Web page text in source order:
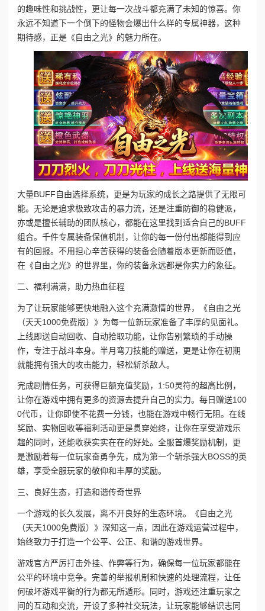
的趣味性和挑战性，更让每一次战斗都充满了未知的惊喜。你
永远不知道下一个倒下的怪物会爆出什么样的专属神器，这种
期待感，正是《自由之光》的魅力所在。
大量BUFF自由选择系统，更是为玩家的成长之路提供了无限可
能。无论是追求极致攻击的暴力流，还是注重防御的稳健派，
亦或是擅长辅助的团队核心，都能在这里找到适合自己的BUFF
组合。千件专属装备保值机制，让你的每一份付出都能得到应
有的回报。不用担心辛苦获得的装备会随着版本更新而贬值，
在《自由之光》的世界里，你的装备永远都是你实力的象征。
二、福利满满，助力热血征程
为了让玩家能够更快地融入这个充满激情的世界，《自由之光
（天天1000免费版）》为每一位新玩家准备了丰厚的见面礼。
上线即送自动回收、自动拾取功能，让你告别繁琐的手动操
作，专注于战斗本身。半月弯刀技能的赠送，更是让你在初期
就能拥有强大的攻击能力，轻松斩杀敌人。
完成剧情任务，可获得巨额充值奖励，1:50灵符的超高比例，
让你在游戏中拥有更多的资源去提升自己的实力。每日赠送100
0代币，让你即使不花费一分钱，也能在游戏中畅行无阻。在线
奖励、实物回收等福利活动更是贯穿始终，让你在享受游戏乐
趣的同时，还能收获实实在在的好处。全服首爆奖励机制，更
是激励着每一位玩家奋勇争先，成为第一个斩杀强大BOSS的英
雄，享受全服玩家的敬仰和丰厚的奖励。
三、良好生态，打造和谐传奇世界
一个游戏的长久发展，离不开良好的生态环境。《自由之光
（天天1000免费版）》深知这一点，因此在游戏运营过程中，
始终致力于打造一个公平、公正、和谐的游戏世界。
游戏官方严厉打击外挂、作弊等行为，确保每一位玩家都能在
公平的环境中竞争。完善的举报机制和快速的处理流程，让任
何破坏游戏平衡的行为都无所遁形。同时，游戏还注重玩家之
间的互动和交流，开设了多种社交玩法，让玩家能够结识志同